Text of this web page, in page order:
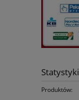
Statystyki
Produktów: